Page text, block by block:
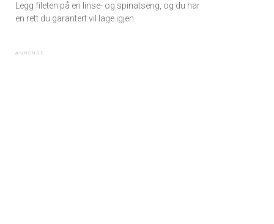
Legg fileten på en linse- og spinatseng, og du har
en rett du garantert vil lage igjen.